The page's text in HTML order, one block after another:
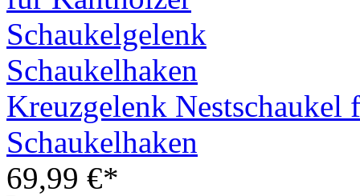
Kreuzgelenk
Schaukelhaken
69,99 €*